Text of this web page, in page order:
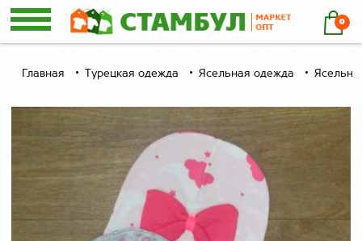
0
Главная Турецкая одежда Ясельная одежда